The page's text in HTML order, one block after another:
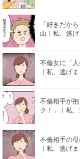
「好きだか
由｜私、逃
不倫女に「
｜私、逃げ
不倫相手が
ク！」｜私
不倫相手の
｜私、逃げ